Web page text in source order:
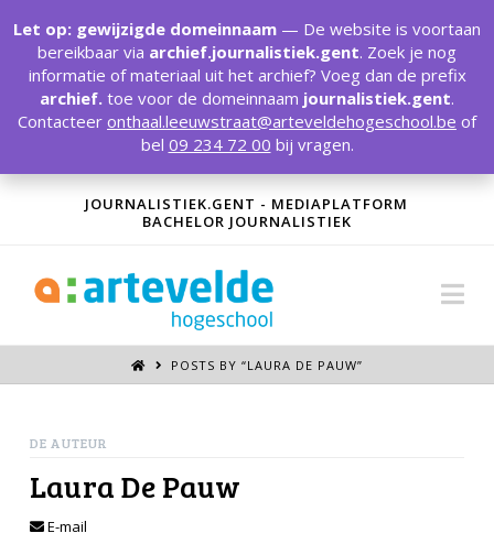
JOURNALISTIEK.GENT - MEDIAPLATFORM
BACHELOR JOURNALISTIEK
POSTS BY “LAURA DE PAUW”
DE AUTEUR
Laura De Pauw
E-mail
Let op: gewijzigde domeinnaam — De website is voortaan
bereikbaar via archief.journalistiek.gent. Zoek je nog
informatie of materiaal uit het archief? Voeg dan de prefix
archief. toe voor de domeinnaam journalistiek.gent.
Contacteer onthaal.leeuwstraat@arteveldehogeschool.be of
bel 09 234 72 00 bij vragen.